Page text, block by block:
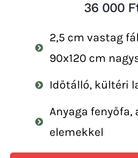
36 000
2,5 cm vastag
90x120 cm
Időtálló, kültéri
Anyaga fenyőfa,
elemekkel